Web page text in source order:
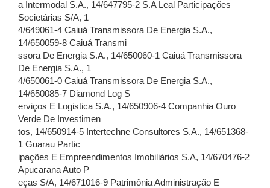
a Intermodal S.A., 14/647795-2 S.A Leal Participações
Societárias S/A, 1
4/649061-4 Caiuá Transmissora De Energia S.A.,
14/650059-8 Caiuá Transmi
ssora De Energia S.A., 14/650060-1 Caiuá Transmissora
De Energia S.A., 1
4/650061-0 Caiuá Transmissora De Energia S.A.,
14/650085-7 Diamond Log S
erviços E Logistica S.A., 14/650906-4 Companhia Ouro
Verde De Investimen
tos, 14/650914-5 Intertechne Consultores S.A., 14/651368-
1 Guarau Partic
ipações E Empreendimentos Imobiliários S.A, 14/670476-2
Apucarana Auto P
eças S/A, 14/671016-9 Patrimônia Administração E